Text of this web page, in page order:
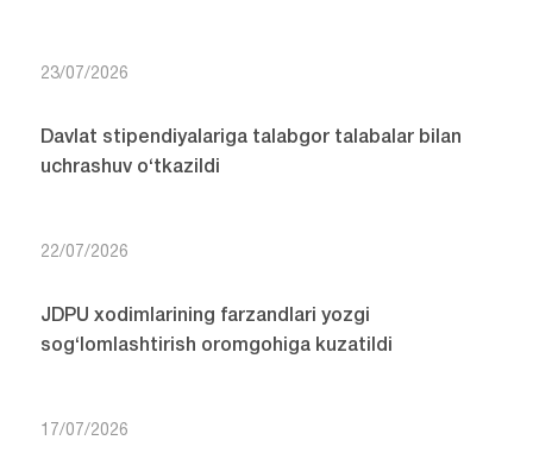
23/07/2026
Davlat stipendiyalariga talabgor talabalar bilan
uchrashuv o‘tkazildi
22/07/2026
JDPU xodimlarining farzandlari yozgi
sog‘lomlashtirish oromgohiga kuzatildi
17/07/2026